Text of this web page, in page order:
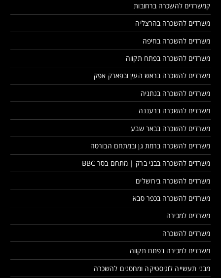
קמשרדים להשכרה ברחובות
משרדים להשכרה בהרצליה
משרדים להשכרה בחיפה
משרדים להשכרה בפתח תקווה
משרדים להשכרה בראש העין ובפארק אפק
משרדים להשכרה בנתניה
משרדים להשכרה ברעננה
משרדים להשכרה בבאר שבע
משרדים להשכרה ברמת גן ובמתחם הבורסה
משרדים להשכרה בבני ברק | מתחם בסר BBC
משרדים להשכרה בירושלים
משרדים להשכרה בכפר סבא
משרדים למכירה
משרדים להשכרה
משרדים למכירה בפתח תקווה
מבני תעשייה לוגיסטיקה ומחסנים להשכרה